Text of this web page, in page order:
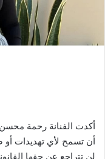
أكدت الفنانة رحمة
أن تسمح لأي تهديدات أو
لن تتراجع عن حقها